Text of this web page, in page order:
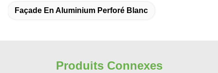
Façade En Aluminium Perforé Blanc
Produits Connexes